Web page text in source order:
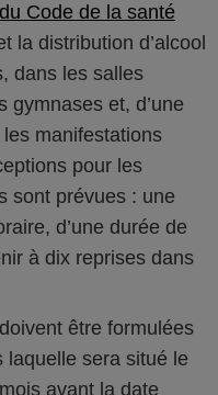
Code de la santé
la distribution d’alcool
dans les salles
gymnases et, d’une
manifestations
pour les
sont prévues : une
d’une durée de
à dix reprises dans
être formulées
laquelle sera situé le
avant la date